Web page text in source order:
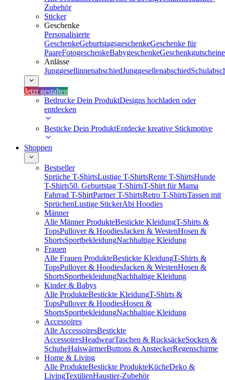
Zubehör
Sticker
Geschenke
Personalisierte
GeschenkeGeburtstagsgeschenkeGeschenke für
PaareFotogeschenkeBabygeschenkeGeschenkgutscheine
Anlässe
JunggesellinnenabschiedJunggesellenabschied
Jetzt gestalten
Bedrucke Dein ProduktDesigns hochladen oder
entdecken
Besticke Dein ProduktEntdecke kreative Stickmotive
Shoppen
Bestseller
Sprüche T-ShirtsLustige T-ShirtsRente T-ShirtsHunde
T-Shirts50. Geburtstag T-ShirtsT-Shirt für Mama
Fahrrad T-ShirtPartner T-ShirtsRetro T-ShirtsTassen mit
SprüchenLustige StickerAbi Hoodies
Männer
Alle Männer ProdukteBestickte KleidungT-Shirts &
TopsPullover & HoodiesJacken & WestenHosen &
ShortsSportbekleidungNachhaltige Kleidung
Frauen
Alle Frauen ProdukteBestickte KleidungT-Shirts &
TopsPullover & HoodiesJacken & WestenHosen &
ShortsSportbekleidungNachhaltige Kleidung
Kinder & Babys
Alle ProdukteBestickte KleidungT-Shirts &
TopsPullover & HoodiesHosen &
ShortsSportbekleidungNachhaltige Kleidung
Accessoires
Alle AccessoiresBestickte
AccessoiresHeadwearTaschen & RucksäckeSocken &
SchuheHalswärmerButtons & AnsteckerRegenschirme
Home & Living
Alle ProdukteBestickte ProdukteKücheDeko &
LivingTextilienHaustier-Zubehör